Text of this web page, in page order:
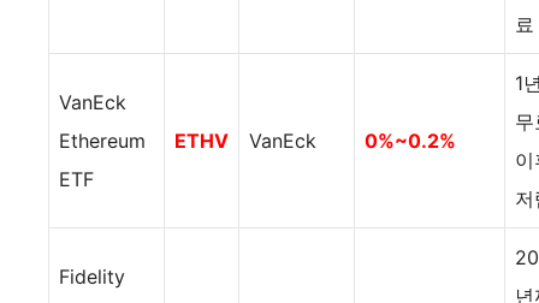
료
VanEck
Ethereum
ETF
ETHV VanEck 0%~0.2%
1
무
이
저
Fidelity